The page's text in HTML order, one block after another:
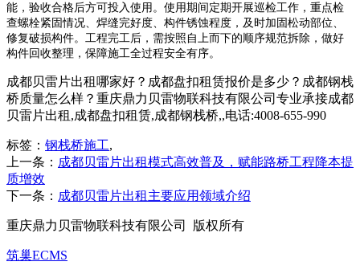
能，验收合格后方可投入使用。使用期间定期开展巡检工作，重点检
查螺栓紧固情况、焊缝完好度、构件锈蚀程度，及时加固松动部位、
修复破损构件。工程完工后，需按照自上而下的顺序规范拆除，做好
构件回收整理，保障施工全过程安全有序。
成都贝雷片出租哪家好？成都盘扣租赁报价是多少？成都钢栈
桥质量怎么样？重庆鼎力贝雷物联科技有限公司专业承接成都
贝雷片出租,成都盘扣租赁,成都钢栈桥,,电话:4008-655-990
标签： 钢栈桥施工,
上一条： 成都贝雷片出租模式高效普及，赋能路桥工程降本提
质增效
下一条： 成都贝雷片出租主要应用领域介绍
重庆鼎力贝雷物联科技有限公司 版权所有
筑巢ECMS